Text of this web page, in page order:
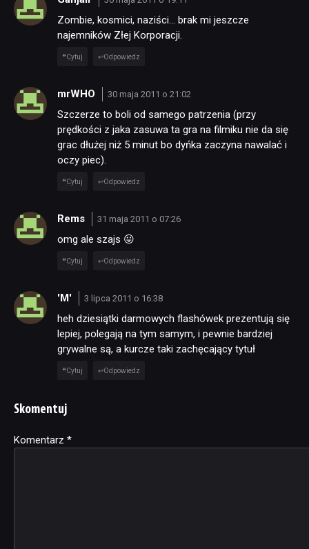
Zombie, kosmici, naziści… brak mi jeszcze
najemników Złej Korporacji.
Cytuj Odpowiedz
mrWHO 30 maja 2011 o 21:02
Szczerze to boli od samego patrzenia (przy
prędkości z jaka zasuwa ta gra na filmiku nie da się
grac dłużej niż 5 minut bo dyńka zaczyna nawalać i
oczy piec).
Cytuj Odpowiedz
Rems 31 maja 2011 o 07:26
omg ale szajs 😛
Cytuj Odpowiedz
'M' 3 lipca 2011 o 16:38
heh dziesiątki darmowych flashówek prezentują się
lepiej, polegają na tym samym, i pewnie bardziej
grywalne są, a kurcze taki zachęcający tytuł
Cytuj Odpowiedz
Skomentuj
Komentarz *
Alternative: